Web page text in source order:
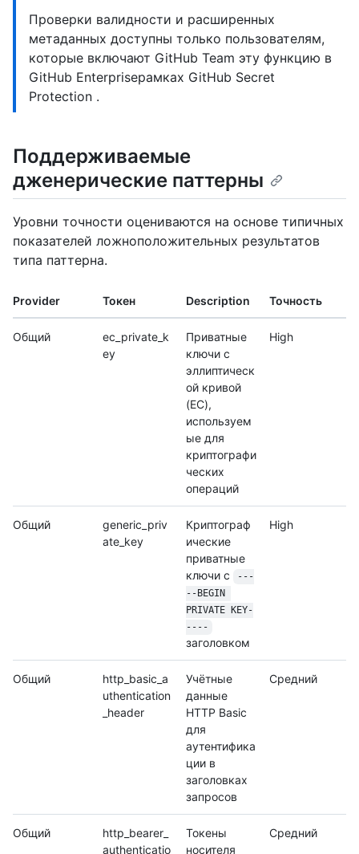
Проверки валидности и расширенных
метаданных доступны только пользователям,
которые включают GitHub Team эту функцию в
GitHub Enterpriseрамках GitHub Secret
Protection .
Поддерживаемые
дженерические паттерны
Уровни точности оцениваются на основе типичных
показателей ложноположительных результатов
типа паттерна.
Provider Токен Description Точность
Общий
ec_private_k
ey
Приватные
ключи с
эллиптическ
ой кривой
(EC),
используем
ые для
криптографи
ческих
операций
High
Общий
generic_priv
ate_key
Криптограф
ические
приватные
ключи с
---
--BEGIN
PRIVATE KEY-
----
заголовком
High
Общий
http_basic_a
uthentication
_header
Учётные
данные
HTTP Basic
для
аутентифика
ции в
заголовках
запросов
Средний
Общий
http_bearer_
authenticatio
Токены
носителя
Средний